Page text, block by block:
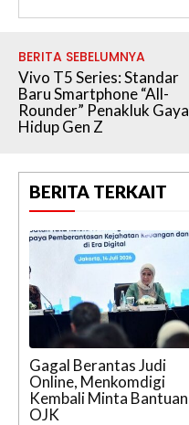
BERITA SEBELUMNYA
Vivo T5 Series: Standar
Baru Smartphone “All-
Rounder” Penakluk Gaya
Hidup Gen Z
BERITA TERKAIT
Gagal Berantas Judi
Online, Menkomdigi
Kembali Minta Bantuan
OJK